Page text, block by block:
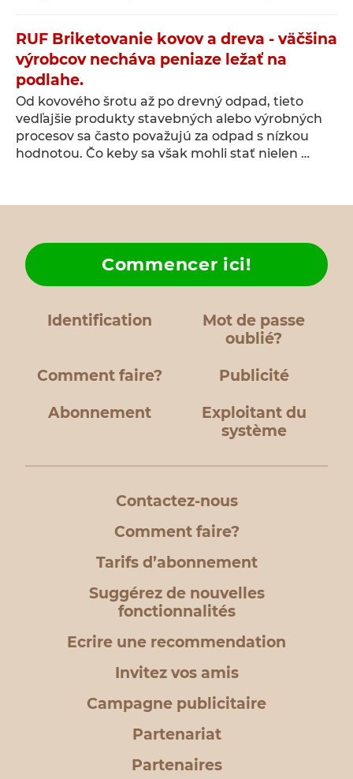
RUF Briketovanie kovov a dreva - väčšina
výrobcov necháva peniaze ležať na
podlahe.
Od kovového šrotu až po drevný odpad, tieto
vedľajšie produkty stavebných alebo výrobných
procesov sa často považujú za odpad s nízkou
hodnotou. Čo keby sa však mohli stať nielen …
Identification
Mot de passe
oublié?
Comment faire?
Commencer ici!
Publicité
Abonnement
Exploitant du
système
Contactez-nous
Comment faire?
Tarifs d’abonnement
Suggérez de nouvelles
fonctionnalités
Ecrire une recommendation
Invitez vos amis
Campagne publicitaire
Partenariat
Partenaires